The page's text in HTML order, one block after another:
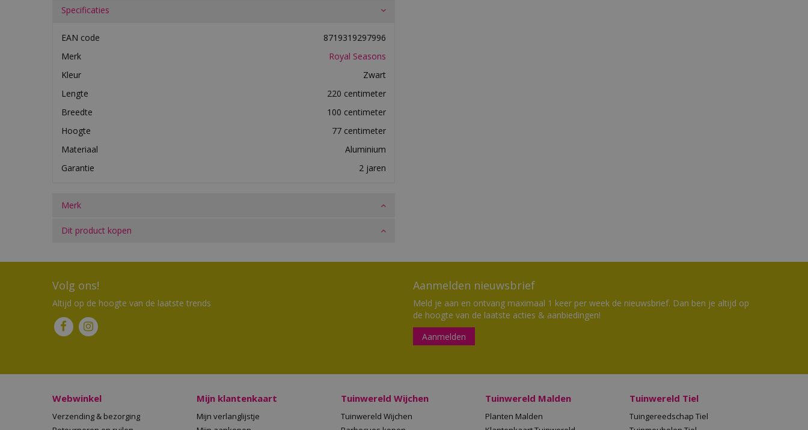
Specificaties
EAN code
8719319297996
Merk
Royal Seasons
Kleur
Zwart
Lengte
220 centimeter
Breedte
100 centimeter
Hoogte
77 centimeter
Materiaal
Aluminium
Garantie
2 jaren
Merk
Dit product kopen
Volg ons!
Altijd op de hoogte van de laatste trends
Aanmelden nieuwsbrief
Meld je aan en ontvang maximaal 1 keer per week de nieuwsbrief. Dan ben je altijd op
de hoogte van de laatste acties & aanbiedingen!
Aanmelden
Webwinkel
Verzending & bezorging
Mijn klantenkaart
Mijn verlanglijstje
Tuinwereld Wijchen
Tuinwereld Wijchen
Tuinwereld Malden
Planten Malden
Tuinwereld Tiel
Tuingereedschap Tiel